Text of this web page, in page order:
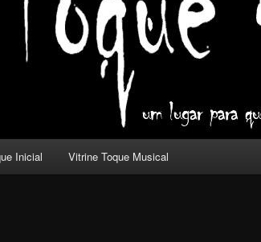
Inicial Vitrine Toque Musical